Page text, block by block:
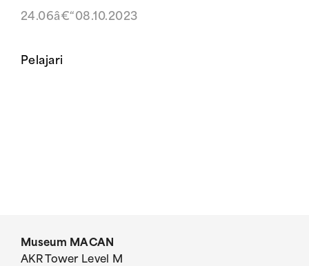
24.06â€“08.10.2023
Pelajari
Museum MACAN
AKR Tower Level M